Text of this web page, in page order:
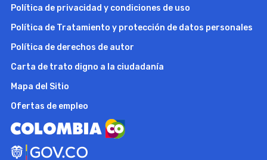
Política de privacidad y condiciones de uso
Política de Tratamiento y protección de datos personales
Política de derechos de autor
Carta de trato digno a la ciudadanía
Mapa del Sitio
Ofertas de empleo